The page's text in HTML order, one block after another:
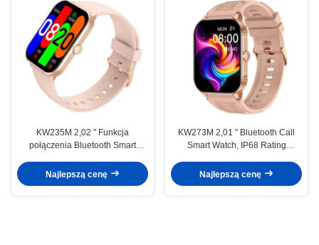
KW235M 2,02 " Funkcja
połączenia Bluetooth Smart
monitorem tętna
Najlepszą cenę
KW273M 2,01 " Bluetooth Call
Smart Watch, IP68 Rating
opcjonalna
Najlepszą cenę